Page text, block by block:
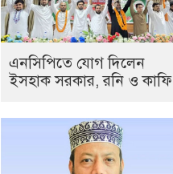
এনসিপিতে যোগ দিলেন
ইসহাক সরকার, রনি ও কাফি